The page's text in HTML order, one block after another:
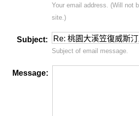
Your email address. (Will not
site.)
Subject:
Subject of email message.
Message: